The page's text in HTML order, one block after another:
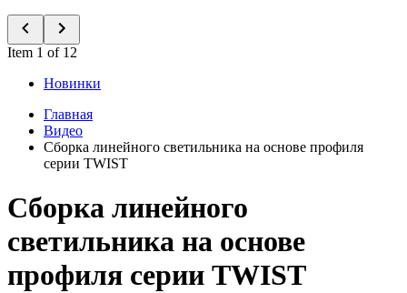
Item 1 of 12
Новинки
Главная
Видео
Сборка линейного светильника на основе профиля
серии TWIST
Сборка линейного
светильника на основе
профиля серии TWIST